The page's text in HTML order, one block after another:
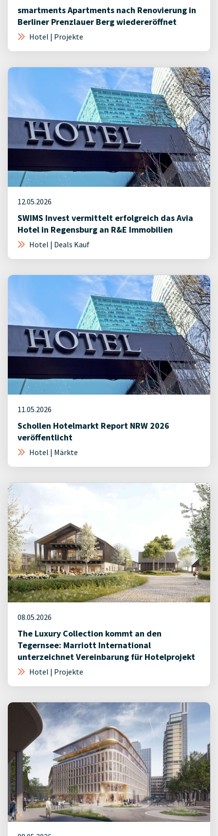
smartments Apartments nach Renovierung in
Berliner Prenzlauer Berg wiedereröffnet
Hotel | Projekte
12.05.2026
SWIMS Invest vermittelt erfolgreich das Avia
Hotel in Regensburg an R&E Immobilien
Hotel | Deals Kauf
11.05.2026
Schollen Hotelmarkt Report NRW 2026
veröffentlicht
Hotel | Märkte
08.05.2026
The Luxury Collection kommt an den
Tegernsee: Marriott International
unterzeichnet Vereinbarung für Hotelprojekt
Hotel | Projekte